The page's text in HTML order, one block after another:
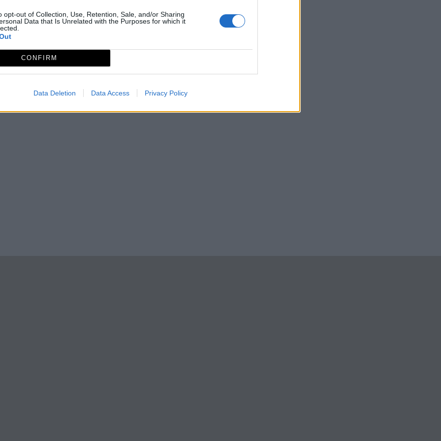
opt-out of Collection, Use, Retention, Sale, and/or Sharing
Data that Is Unrelated with the Purposes for which it
CONFIRM
Data Deletion Data Access Privacy Policy
1-2-1-3